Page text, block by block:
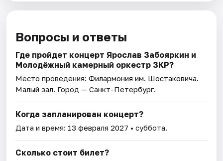
Вопросы и ответы
Где пройдет концерт Ярослав Забояркин и
Молодёжный камерный оркестр ЗКР?
Место проведения:Филармония им. Шостаковича.
Малый зал. Город — Санкт-Петербург.
Когда запланирован концерт?
Дата и время: 13 февраля 2027 • суббота.
Сколько стоит билет?